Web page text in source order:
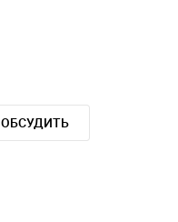
ОБСУДИТЬ